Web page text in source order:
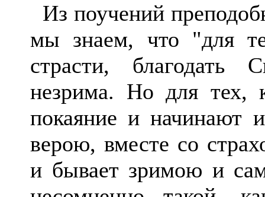
Из поучений
мы знаем, что "для
страсти, благодать
незрима. Но для тех,
покаяние и начинают
верою, вместе со
и бывает зримою и